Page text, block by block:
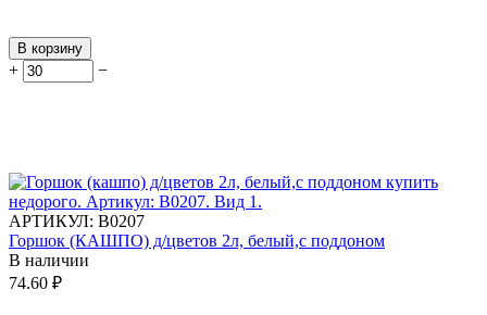
В корзину
+ −
АРТИКУЛ: В0207
Горшок (КАШПО) д/цветов 2л, белый,с поддоном
В наличии
74.60 ₽